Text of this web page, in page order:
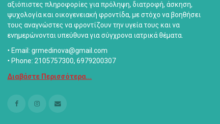
αξιόπιστες πληροφορίες για πρόληψη, διατροφή, άσκηση,
ψυχολογία και οικογενειακή φροντίδα, με στόχο να βοηθήσει
τους αναγνώστες να φροντίζουν την υγεία τους και να
ενημερώνονται υπεύθυνα για σύγχρονα ιατρικά θέματα.
• Email: grmedinova@gmail.com
• Phone: 2105757300, 6979200307
Διαβάστε Περισσότερα...